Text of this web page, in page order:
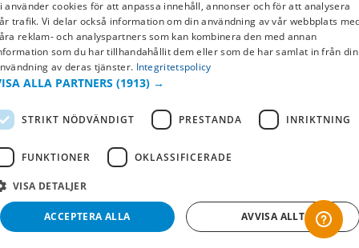
SWEDISH
FI
använder cookies för att anpassa innehåll, annonser och för att analysera
trafik. Vi delar också information om din användning av vår webbplats
reklam- och analyspartners som kan kombinera den med annan
som du har tillhandahållit dem eller som de har samlat in från din
av deras tjänster. Integritetspolicy
ALLA PARTNERS (1913) →
STRIKT NÖDVÄNDIGT PRESTANDA INRIKTNING
FUNKTIONER OKLASSIFICERADE
VISA DETALJER
ACCEPTERA ALLA AVVISA ALLT